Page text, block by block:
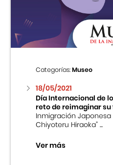
Centro Cultural
Cursos
Museo de la
Fondo Editorial
Teatro Peruano
Categorías:Museo
18/05/2021
Día Internacional de
reto de reimaginar su
Inmigración Japonesa
Chiyoteru Hiraoka” ...
Ver más